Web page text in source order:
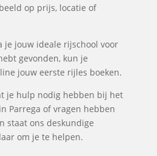
op prijs, locatie of
je jouw ideale rijschool voor
gevonden, kun je
jouw eerste rijles boeken.
je hulp nodig hebben bij het
Parrega of vragen hebben
staat ons deskundige
om je te helpen.